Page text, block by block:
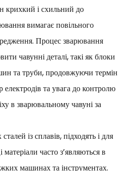
крихкий і схильний до
вимагає повільного
Процес зварювання
чавунні деталі, такі як блоки
та труби, продовжуючи термін
та увага до контролю
в зварювальному чавуні за
із сплавів, підходять і для
часто з’являються в
машинах та інструментах.